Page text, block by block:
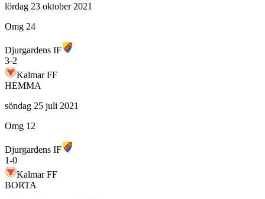
lördag 23 oktober 2021
Omg 24
Djurgardens IF
3-2
Kalmar FF
HEMMA
söndag 25 juli 2021
Omg 12
Djurgardens IF
1-0
Kalmar FF
BORTA